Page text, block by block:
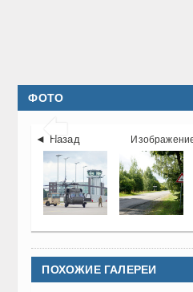
ФОТО

◄ Назад
ПОХОЖИЕ ГАЛЕРЕИ